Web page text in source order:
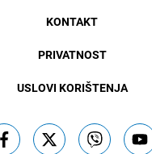
KONTAKT
PRIVATNOST
USLOVI KORIŠTENJA